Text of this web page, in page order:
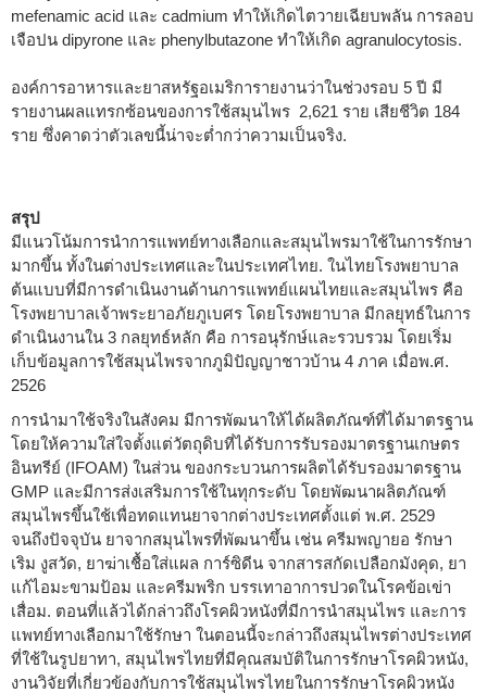
mefenamic acid และ cadmium ทำให้เกิดไตวายเฉียบพลัน การลอบ
เจือปน dipyrone และ phenylbutazone ทำให้เกิด agranulocytosis.
องค์การอาหารและยาสหรัฐอเมริการายงานว่าในช่วงรอบ 5 ปี มี
รายงานผลแทรกซ้อนของการใช้สมุนไพร 2,621 ราย เสียชีวิต 184
ราย ซึ่งคาดว่าตัวเลขนี้น่าจะต่ำกว่าความเป็นจริง.
สรุป
มีแนวโน้มการนำการแพทย์ทางเลือกและสมุนไพรมาใช้ในการรักษา
มากขึ้น ทั้งในต่างประเทศและในประเทศไทย. ในไทยโรงพยาบาล
ต้นแบบที่มีการดำเนินงานด้านการแพทย์แผนไทยและสมุนไพร คือ
โรงพยาบาลเจ้าพระยาอภัยภูเบศร โดยโรงพยาบาล มีกลยุทธ์ในการ
ดำเนินงานใน 3 กลยุทธ์หลัก คือ การอนุรักษ์และรวบรวม โดยเริ่ม
เก็บข้อมูลการใช้สมุนไพรจากภูมิปัญญาชาวบ้าน 4 ภาค เมื่อพ.ศ.
2526
การนำมาใช้จริงในสังคม มีการพัฒนาให้ได้ผลิตภัณฑ์ที่ได้มาตรฐาน
โดยให้ความใส่ใจตั้งแต่วัตถุดิบที่ได้รับการรับรองมาตรฐานเกษตร
อินทรีย์ (IFOAM) ในส่วน ของกระบวนการผลิตได้รับรองมาตรฐาน
GMP และมีการส่งเสริมการใช้ในทุกระดับ โดยพัฒนาผลิตภัณฑ์
สมุนไพรขึ้นใช้เพื่อทดแทนยาจากต่างประเทศตั้งแต่ พ.ศ. 2529
จนถึงปัจจุบัน ยาจากสมุนไพรที่พัฒนาขึ้น เช่น ครีมพญายอ รักษา
เริม งูสวัด, ยาฆ่าเชื้อใส่แผล การ์ซิดีน จากสารสกัดเปลือกมังคุด, ยา
แก้ไอมะขามป้อม และครีมพริก บรรเทาอาการปวดในโรคข้อเข่า
เสื่อม. ตอนที่แล้วได้กล่าวถึงโรคผิวหนังที่มีการนำสมุนไพร และการ
แพทย์ทางเลือกมาใช้รักษา ในตอนนี้จะกล่าวถึงสมุนไพรต่างประเทศ
ที่ใช้ในรูปยาทา, สมุนไพรไทยที่มีคุณสมบัติในการรักษาโรคผิวหนัง,
งานวิจัยที่เกี่ยวข้องกับการใช้สมุนไพรไทยในการรักษาโรคผิวหนัง